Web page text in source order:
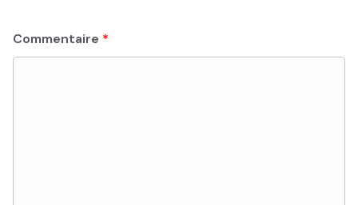
Commentaire *